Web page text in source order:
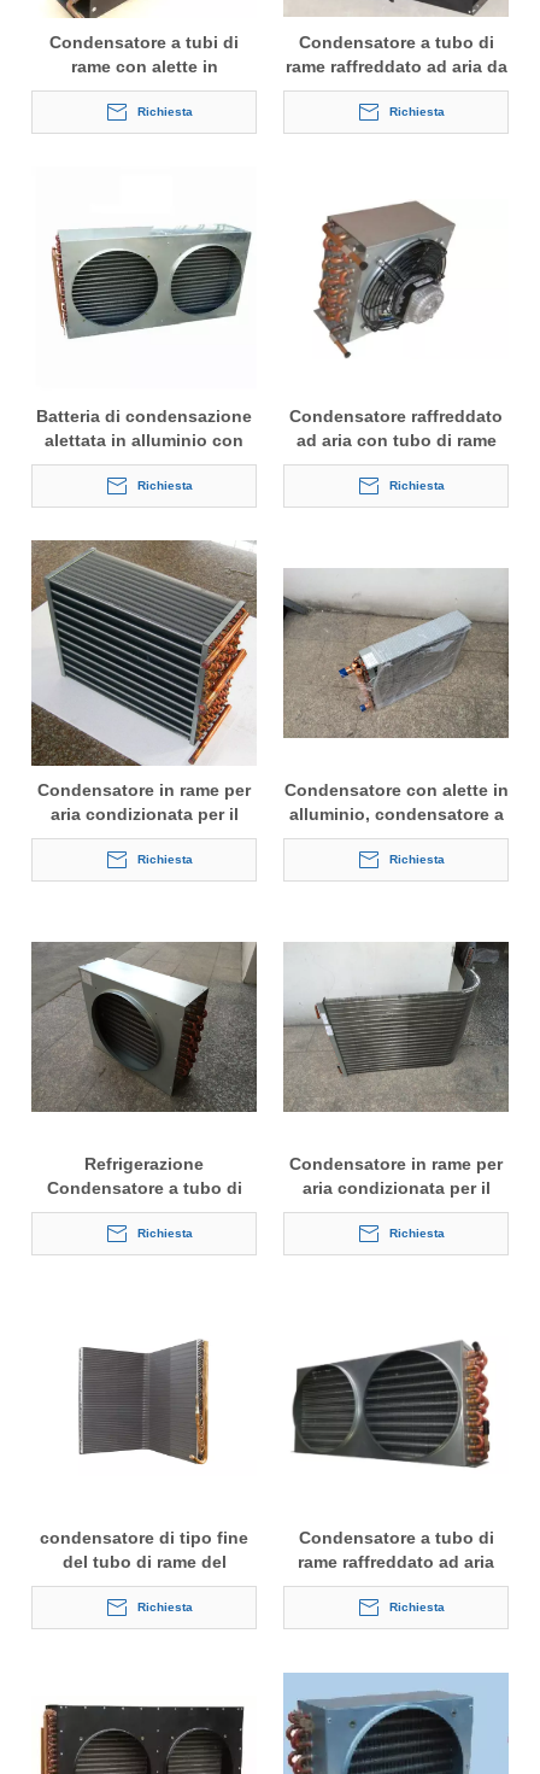
Condensatore a tubi di
rame con alette in
alluminio da 3/4 HP
Richiesta
Condensatore a tubo di
rame raffreddato ad aria da
1,5 HP
Richiesta
Batteria di condensazione
alettata in alluminio con
tubi di rame per frigoriferi
commerciali
Richiesta
Condensatore raffreddato
ad aria con tubo di rame
con motore del ventilatore
Richiesta
Condensatore in rame per
aria condizionata per il
mercato indiano
Richiesta
Condensatore con alette in
alluminio, condensatore a
tubo di rame per
refrigerazione
Richiesta
Refrigerazione
Condensatore a tubo di
rame raffreddato ad aria
Richiesta
Condensatore in rame per
aria condizionata per il
mercato indiano
Richiesta
condensatore di tipo fine
del tubo di rame del
condizionamento d'aria di
refrigeraiton
Richiesta
Condensatore a tubo di
rame raffreddato ad aria
con motore del ventilatore
Richiesta